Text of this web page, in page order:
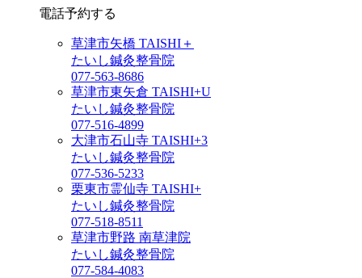
電話予約する
草津市矢橋 TAISHI＋
たいし鍼灸整骨院
077-563-8686
草津市東矢倉 TAISHI+U
たいし鍼灸整骨院
077-516-4899
大津市石山寺 TAISHI+3
たいし鍼灸整骨院
077-536-5233
栗東市霊仙寺 TAISHI+
たいし鍼灸整骨院
077-518-8511
草津市野路 南草津院
たいし鍼灸整骨院
077-584-4083